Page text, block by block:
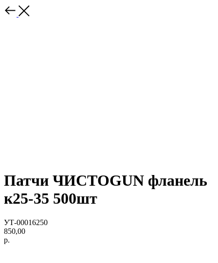
Патчи ЧИСТОGUN фланель
к25-35 500шт
УТ-00016250
850,00
р.